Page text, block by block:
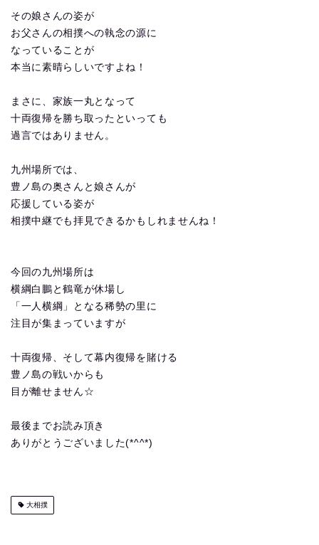
その娘さんの姿が
お父さんの相撲への執念の源に
なっていることが
本当に素晴らしいですよね！
まさに、家族一丸となって
十両復帰を勝ち取ったといっても
過言ではありません。
九州場所では、
豊ノ島の奥さんと娘さんが
応援している姿が
相撲中継でも拝見できるかもしれませんね！
今回の九州場所は
横綱白鵬と鶴竜が休場し
「一人横綱」となる稀勢の里に
注目が集まっていますが
十両復帰、そして幕内復帰を賭ける
豊ノ島の戦いからも
目が離せません☆
最後までお読み頂き
ありがとうございました(*^^*)
大相撲